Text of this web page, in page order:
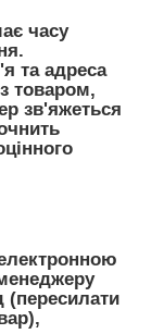
часу
та адреса
товаром,
зв'яжеться
(пересилати